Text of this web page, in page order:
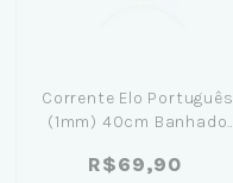
Corrente Elo Português
(1mm) 40cm Banhado
R$69,90